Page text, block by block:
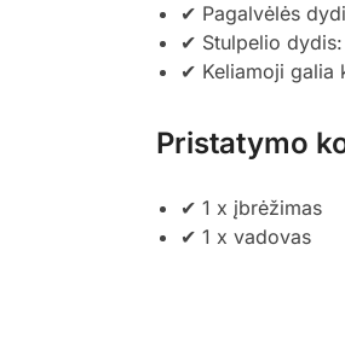
✔ Pagalvėlės
✔ Stulpelio
✔ Keliamoji galia
Pristatymo
✔ 1 x įbrėžimas
✔ 1 x vadovas